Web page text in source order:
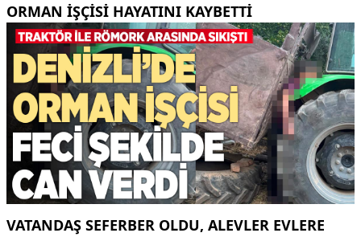
ORMAN IŞÇISI HAYATINI KAYBETTI
VATANDAŞ SEFERBER OLDU, ALEVLER EVLERE